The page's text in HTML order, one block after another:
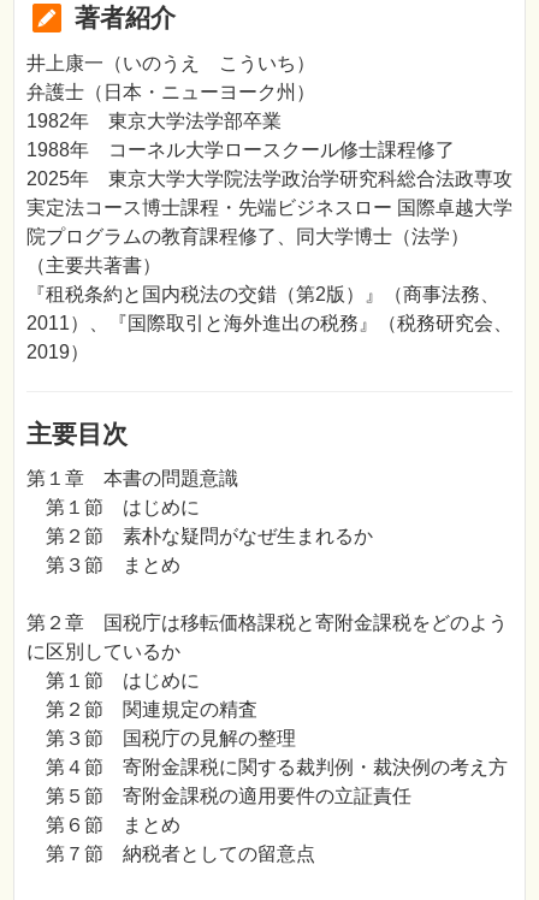
著者紹介
井上康一（いのうえ こういち）
弁護士（日本・ニューヨーク州）
1982年 東京大学法学部卒業
1988年 コーネル大学ロースクール修士課程修了
2025年 東京大学大学院法学政治学研究科総合法政専攻
実定法コース博士課程・先端ビジネスロー 国際卓越大学
院プログラムの教育課程修了、同大学博士（法学）
（主要共著書）
『租税条約と国内税法の交錯（第2版）』（商事法務、
2011）、『国際取引と海外進出の税務』（税務研究会、
2019）
主要目次
第１章 本書の問題意識
第１節 はじめに
第２節 素朴な疑問がなぜ生まれるか
第３節 まとめ
第２章 国税庁は移転価格課税と寄附金課税をどのよう
に区別しているか
第１節 はじめに
第２節 関連規定の精査
第３節 国税庁の見解の整理
第４節 寄附金課税に関する裁判例・裁決例の考え方
第５節 寄附金課税の適用要件の立証責任
第６節 まとめ
第７節 納税者としての留意点